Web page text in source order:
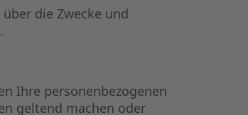
die Zwecke und
Ihre personenbezogenen
geltend machen oder